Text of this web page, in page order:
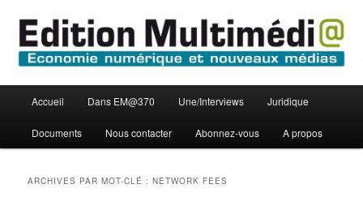
contenu
principal
contenu
secondaire
Edition Multimédi@
principal
Accueil Dans EM@370 Une/Interviews Juridique
Documents Nous contacter Abonnez-vous A propos
ARCHIVES PAR MOT-CLÉ :NETWORK FEES